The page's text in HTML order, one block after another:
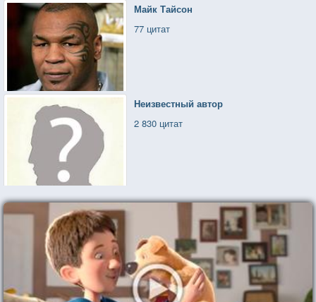
Майк Тайсон
77 цитат
Неизвестный автор
2 830 цитат